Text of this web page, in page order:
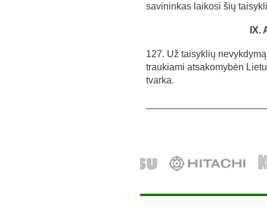
savininkas laikosi šių
IX.
127. Už taisyklių
traukiami atsakomybėn
tvarka.